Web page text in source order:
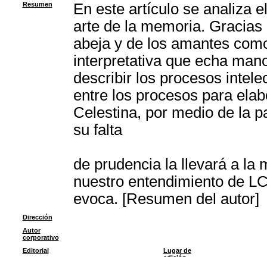
Resumen
En este artículo se analiza
arte de la memoria.
abeja y de los amantes
interpretativa que echa
describir los procesos
entre los procesos para
Celestina, por medio de la
su falta
de prudencia la llevará a la
nuestro entendimiento de
evoca. [Resumen del autor]
Dirección
Autor
corporativo
Editorial
Lugar de